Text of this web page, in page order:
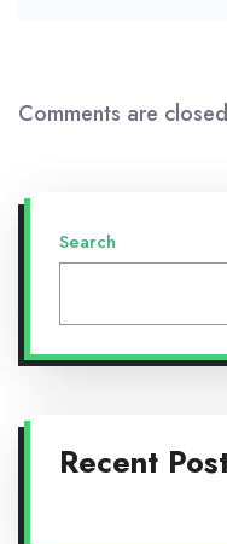
Comments are
Search
Recent